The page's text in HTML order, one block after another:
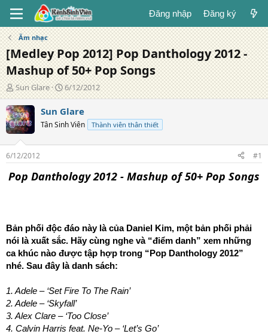
Đăng nhập Đăng ký
Âm nhạc
[Medley Pop 2012] Pop Danthology 2012 -
Mashup of 50+ Pop Songs
T
á
c
g
i
ả
Sun Glare
N
g
à
y
đ
g
6/12/2012
Sun Glare
Tân Sinh Viên Thành viên thân thiết
6/12/2012 #1
Pop Danthology 2012 - Mashup of 50+ Pop Songs
Bản phối độc đáo này là của Daniel Kim, một bản phối phải
nói là xuất sắc. Hãy cùng nghe và “điểm danh” xem những
ca khúc nào được tập hợp trong “Pop Danthology 2012”
nhé. Sau đây là danh sách:
1. Adele – ‘Set Fire To The Rain’
2. Adele – ‘Skyfall’
3. Alex Clare – ‘Too Close’
4. Calvin Harris feat. Ne-Yo – ‘Let’s Go’